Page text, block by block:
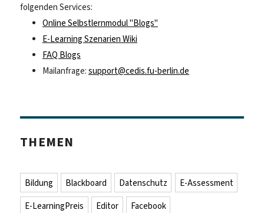
folgenden Services:
Online Selbstlernmodul "Blogs"
E-Learning Szenarien Wiki
FAQ Blogs
Mailanfrage: support@cedis.fu-berlin.de
THEMEN
Bildung Blackboard Datenschutz
E-Assessment
E-LearningPreis
Editor
Facebook